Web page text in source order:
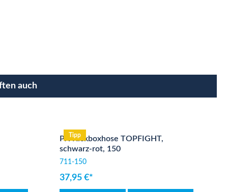
auch
Tipp
PX Kickboxhose TOPFIGHT,
schwarz-rot, 150
711-150
37,95 €*